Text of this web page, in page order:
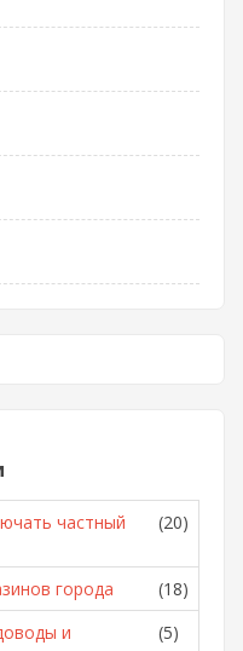
частный
(20)
города
(18)
и
(5)